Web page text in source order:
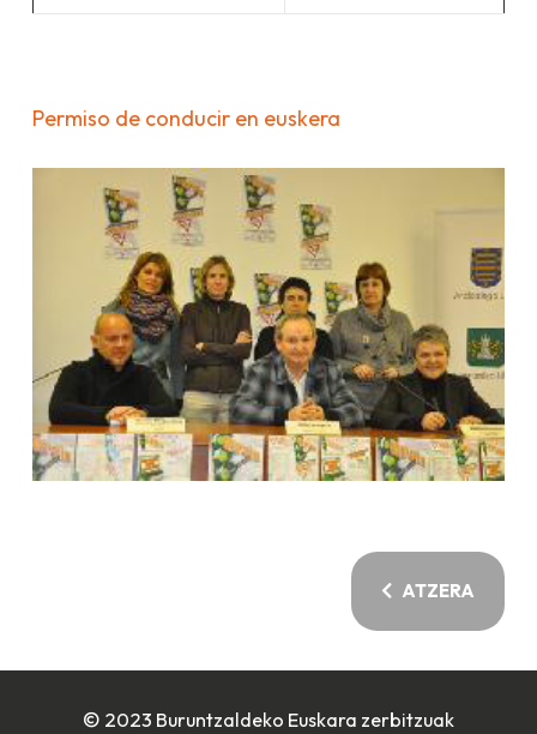
Permiso de conducir en euskera
ATZERA
© 2023 Buruntzaldeko Euskara zerbitzuak